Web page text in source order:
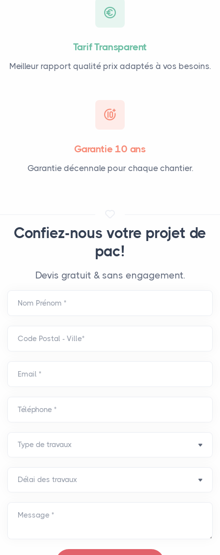
Tarif Transparent
Meilleur rapport qualité prix adaptés à vos besoins.
Garantie 10 ans
Garantie décennale pour chaque chantier.
Confiez-nous votre projet de
pac!
Devis gratuit & sans engagement.
Nom Prénom *
Code Postal - Ville*
Email *
Téléphone *
Message *